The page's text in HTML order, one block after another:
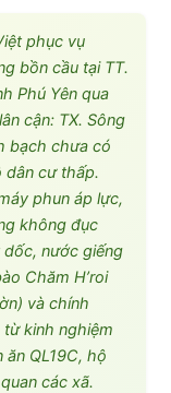
phục vụ
bồn cầu tại TT.
Phú Yên qua
cận: TX. Sông
bạch chưa có
dân cư thấp.
phun áp lực,
không đục
dốc, nước giếng
Chăm H’roi
và chính
kinh nghiệm
QL19C, hộ
các xã.